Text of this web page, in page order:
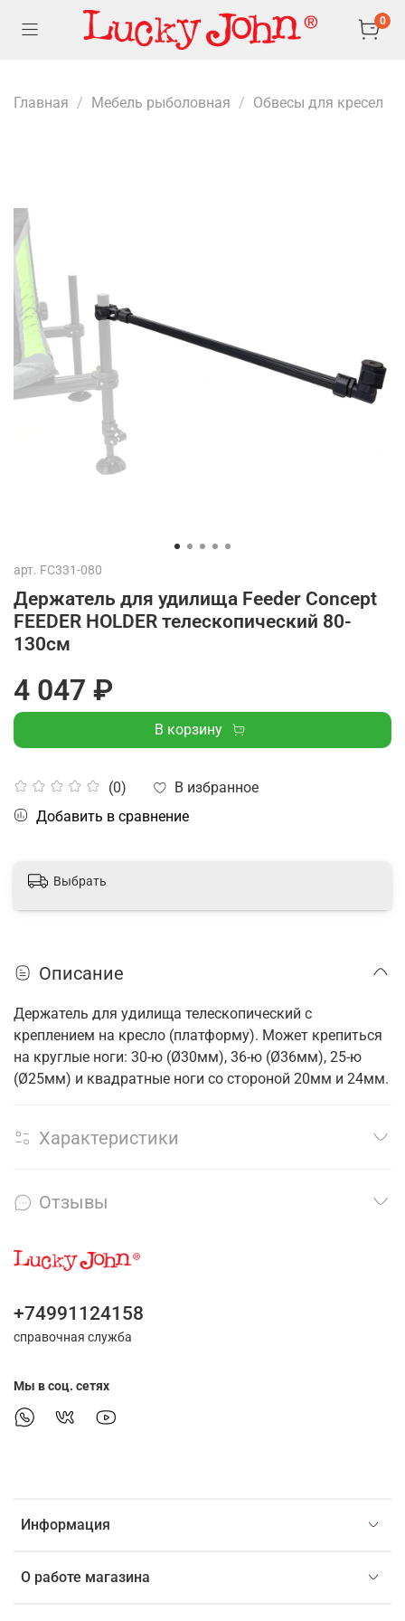
0
Главная Мебель рыболовная Обвесы для кресел
арт. FC331-080
Держатель для удилища Feeder Concept
FEEDER HOLDER телескопический 80-
130см
(0)
В избранное
Добавить в сравнение
4 047 ₽
В корзину
Выбрать
Описание
Держатель для удилища телескопический с
креплением на кресло (платформу). Может крепиться
на круглые ноги: 30-ю (Ø30мм), 36-ю (Ø36мм), 25-ю
(Ø25мм) и квадратные ноги со стороной 20мм и 24мм.
Характеристики
Отзывы
Информация
О работе магазина
+74991124158
справочная служба
Мы в соц. сетях